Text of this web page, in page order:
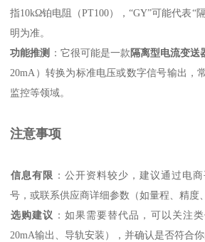
指10kΩ铂电阻（PT100），“GY”可能代表“
明为准。
功能推测 ‌：它很可能是一款‌隔离型电流变送
20mA）转换为标准电压或数字信号输出，
监控等领域。
注意事项
信息有限 ：公开资料较少，建议通过电
号，或联系供应商详细参数（如量程、精度
选购建议 ：如果需要替代品，可以关注
20mA输出、导轨安装），并确认是否符合你